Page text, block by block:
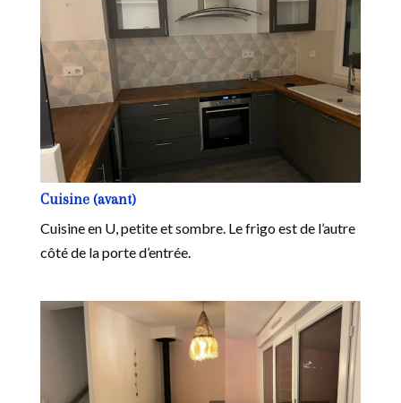
Cuisine (avant)
Cuisine en U, petite et sombre. Le frigo est de l’autre
côté de la porte d’entrée.